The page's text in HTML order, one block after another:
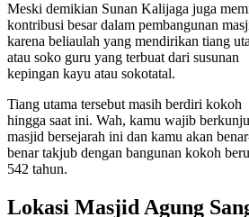
Meski demikian Sunan Kalijaga juga
kontribusi besar dalam pembangunan
karena beliaulah yang mendirikan tiang
atau soko guru yang terbuat dari susunan
kepingan kayu atau sokotatal.
Tiang utama tersebut masih berdiri kokoh
hingga saat ini. Wah, kamu wajib
masjid bersejarah ini dan kamu akan
benar takjub dengan bangunan kokoh
542 tahun.
Lokasi Masjid Agung